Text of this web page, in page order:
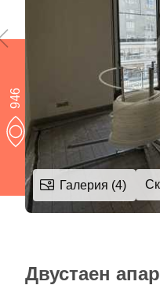
946
Галерия (4)
Двустаен